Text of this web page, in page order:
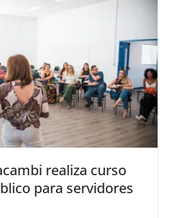
realiza curso
para servidores